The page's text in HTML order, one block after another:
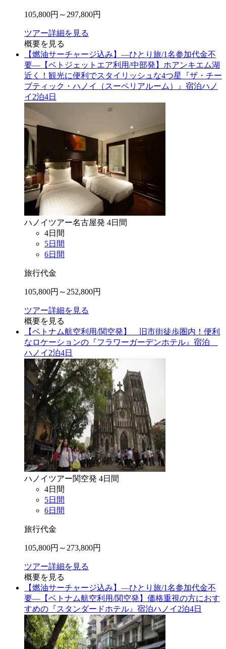
105,800円～ 297,800円
ツアー詳細を見る
概要を見る
【燃油サーチャージ込み】―ひとり旅/1名参加代金不
要―【ベトジェットエア利用/中部発】ホアンキエム湖
近く！観光に便利でスタイリッシュな4つ星『ザ・チー
ブティック・ハノイ（スーペリアルーム）』宿泊ハノ
イ2泊4日
ハノイ ツアー名古屋発 4日間
4日間
5日間
6日間
旅行代金
105,800円～ 252,800円
ツアー詳細を見る
概要を見る
【ベトナム航空利用/関空発】 旧市街徒歩圏内！便利
なロケーションの『フラワーガーデンホテル』宿泊
ハノイ2泊4日
ハノイ ツアー関空発 4日間
4日間
5日間
6日間
旅行代金
105,800円～ 273,800円
ツアー詳細を見る
概要を見る
【燃油サーチャージ込み】―ひとり旅/1名参加代金不
要―【ベトナム航空利用/関空発】価格重視の方におす
すめの『スタンダードホテル』宿泊ハノイ2泊4日